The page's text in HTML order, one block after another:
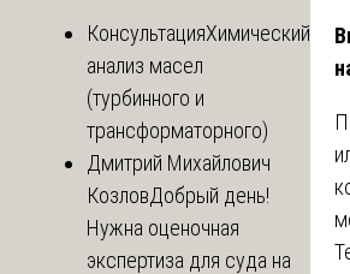
КонсультацияХимический
анализ масел
(турбинного и
трансформаторного)
Дмитрий Михайлович
КозловДобрый день!
Нужна оценочная
экспертиза для суда на